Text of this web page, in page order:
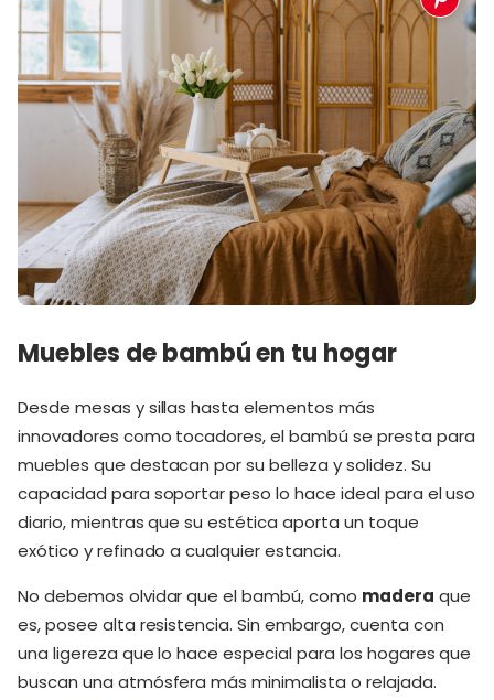
Muebles de bambú en tu hogar
Desde mesas y sillas hasta elementos más
innovadores como tocadores, el bambú se presta para
muebles que destacan por su belleza y solidez. Su
capacidad para soportar peso lo hace ideal para el uso
diario, mientras que su estética aporta un toque
exótico y refinado a cualquier estancia.
No debemos olvidar que el bambú, como madera que
es, posee alta resistencia. Sin embargo, cuenta con
una ligereza que lo hace especial para los hogares que
buscan una atmósfera más minimalista o relajada.